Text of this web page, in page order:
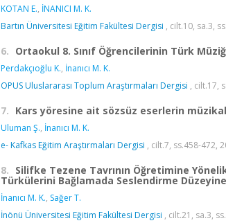
KOTAN E., İNANICI M. K.
Bartın Üniversitesi Eğitim Fakültesi Dergisi , cilt.10, sa.3,
6. Ortaokul 8. Sınıf Öğrencilerinin Türk
Perdakçıoğlu K., İnanıcı M. K.
OPUS Uluslararası Toplum Araştırmaları Dergisi , cilt.17,
7. Kars yöresine ait sözsüz eserlerin
Uluman Ş., İnanıcı M. K.
e- Kafkas Eğitim Araştırmaları Dergisi , cilt.7, ss.458-472,
8. Silifke Tezene Tavrının Öğretimine
Türkülerini Bağlamada Seslendirme
İnanıcı M. K., Sağer T.
İnönü Üniversitesi Eğitim Fakültesi Dergisi , cilt.21, sa.3,